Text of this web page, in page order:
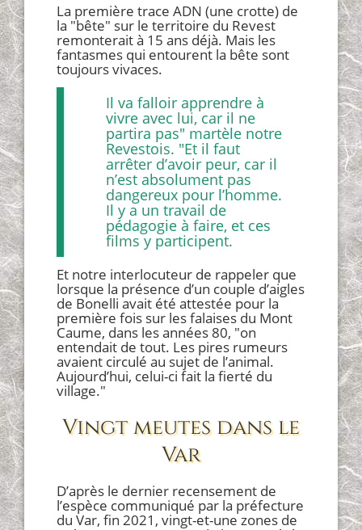
La première trace ADN (une crotte) de
la "bête" sur le territoire du Revest
remonterait à 15 ans déjà. Mais les
fantasmes qui entourent la bête sont
toujours vivaces.
Il va falloir apprendre à
vivre avec lui, car il ne
partira pas" martèle notre
Revestois. "Et il faut
arrêter d’avoir peur, car il
n’est absolument pas
dangereux pour l’homme.
Il y a un travail de
pédagogie à faire, et ces
films y participent.
Et notre interlocuteur de rappeler que
lorsque la présence d’un couple d’aigles
de Bonelli avait été attestée pour la
première fois sur les falaises du Mont
Caume, dans les années 80, "on
entendait de tout. Les pires rumeurs
avaient circulé au sujet de l’animal.
Aujourd’hui, celui-ci fait la fierté du
village."
Vingt meutes dans le
Var
D’après le dernier recensement de
l’espèce communiqué par la préfecture
du Var, fin 2021, vingt-et-une zones de